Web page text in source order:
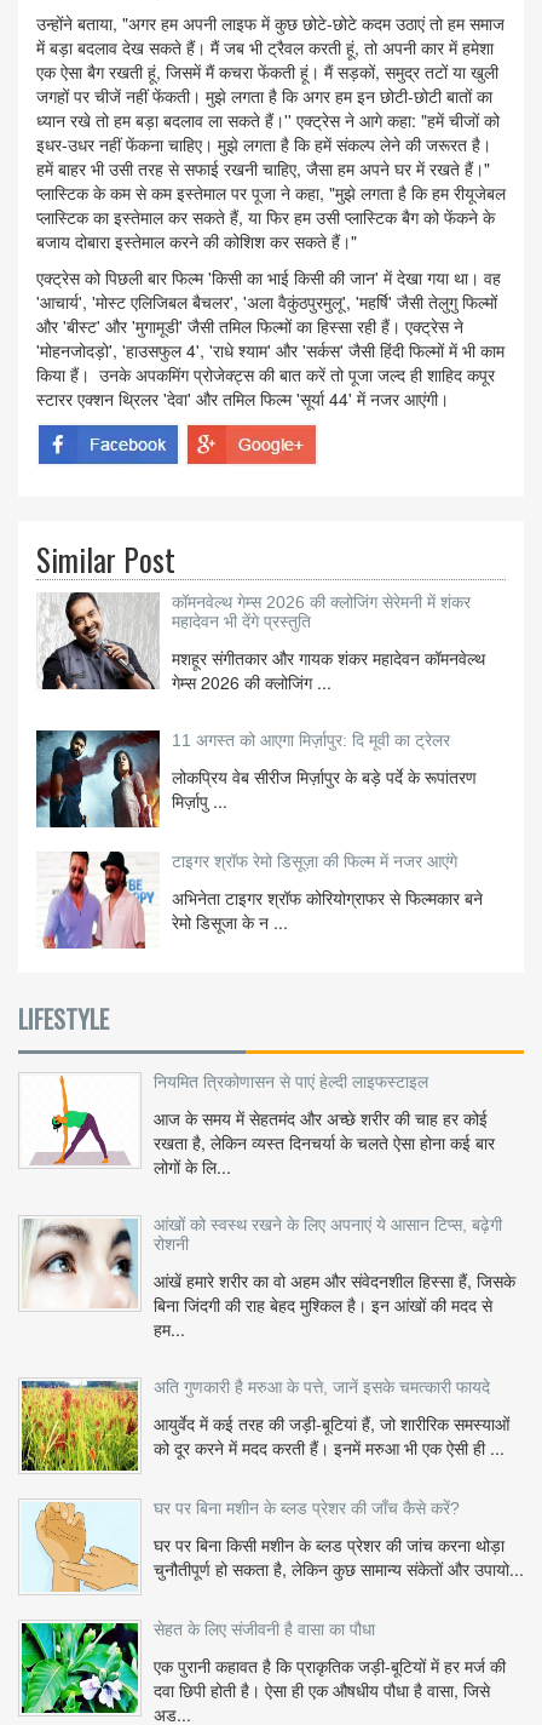
उन्होंने बताया, "अगर हम अपनी लाइफ में कुछ छोटे-छोटे कदम उठाएं तो हम समाज
में बड़ा बदलाव देख सकते हैं। मैं जब भी ट्रैवल करती हूं, तो अपनी कार में हमेशा
एक ऐसा बैग रखती हूं, जिसमें मैं कचरा फेंकती हूं। मैं सड़कों, समुद्र तटों या खुली
जगहों पर चीजें नहीं फेंकती। मुझे लगता है कि अगर हम इन छोटी-छोटी बातों का
ध्यान रखे तो हम बड़ा बदलाव ला सकते हैं।'' एक्ट्रेस ने आगे कहा: "हमें चीजों को
इधर-उधर नहीं फेंकना चाहिए। मुझे लगता है कि हमें संकल्प लेने की जरूरत है।
हमें बाहर भी उसी तरह से सफाई रखनी चाहिए, जैसा हम अपने घर में रखते हैं।"
प्लास्टिक के कम से कम इस्तेमाल पर पूजा ने कहा, "मुझे लगता है कि हम रीयूजेबल
प्लास्टिक का इस्तेमाल कर सकते हैं, या फिर हम उसी प्लास्टिक बैग को फेंकने के
बजाय दोबारा इस्तेमाल करने की कोशिश कर सकते हैं।"
एक्ट्रेस को पिछली बार फिल्म 'किसी का भाई किसी की जान' में देखा गया था। वह
'आचार्य', 'मोस्ट एलिजिबल बैचलर', 'अला वैकुंठपुरमुलू', 'महर्षि' जैसी तेलुगु फिल्मों
और 'बीस्ट' और 'मुगामूडी' जैसी तमिल फिल्मों का हिस्सा रही हैं। एक्ट्रेस ने
'मोहनजोदड़ो', 'हाउसफुल 4', 'राधे श्याम' और 'सर्कस' जैसी हिंदी फिल्मों में भी काम
किया हैं। उनके अपकमिंग प्रोजेक्ट्स की बात करें तो पूजा जल्द ही शाहिद कपूर
स्टारर एक्शन थ्रिलर 'देवा' और तमिल फिल्म 'सूर्या 44' में नजर आएंगी।
Similar Post
कॉमनवेल्थ गेम्स 2026 की क्लोजिंग सेरेमनी में शंकर
महादेवन भी देंगे प्रस्तुति
मशहूर संगीतकार और गायक शंकर महादेवन कॉमनवेल्थ
गेम्स 2026 की क्लोजिंग ...
11 अगस्त को आएगा मिर्ज़ापुर: दि मूवी का ट्रेलर
लोकप्रिय वेब सीरीज मिर्ज़ापुर के बड़े पर्दे के रूपांतरण
मिर्ज़ापु ...
टाइगर श्रॉफ रेमो डिसूज़ा की फिल्म में नजर आएंगे
अभिनेता टाइगर श्रॉफ कोरियोग्राफर से फिल्मकार बने
रेमो डिसूजा के न ...
LIFESTYLE
नियमित त्रिकोणासन से पाएं हेल्दी लाइफस्टाइल
आज के समय में सेहतमंद और अच्छे शरीर की चाह हर कोई
रखता है, लेकिन व्यस्त दिनचर्या के चलते ऐसा होना कई बार
लोगों के लि...
आंखों को स्वस्थ रखने के लिए अपनाएं ये आसान टिप्स, बढ़ेगी
रोशनी
आंखें हमारे शरीर का वो अहम और संवेदनशील हिस्सा हैं, जिसके
बिना जिंदगी की राह बेहद मुश्किल है। इन आंखों की मदद से
हम...
अति गुणकारी है मरुआ के पत्ते, जानें इसके चमत्कारी फायदे
आयुर्वेद में कई तरह की जड़ी-बूटियां हैं, जो शारीरिक समस्याओं
को दूर करने में मदद करती हैं। इनमें मरुआ भी एक ऐसी ही ...
घर पर बिना मशीन के ब्लड प्रेशर की जाँच कैसे करें?
घर पर बिना किसी मशीन के ब्लड प्रेशर की जांच करना थोड़ा
चुनौतीपूर्ण हो सकता है, लेकिन कुछ सामान्य संकेतों और उपायो...
सेहत के लिए संजीवनी है वासा का पौधा
एक पुरानी कहावत है कि प्राकृतिक जड़ी-बूटियों में हर मर्ज की
दवा छिपी होती है। ऐसा ही एक औषधीय पौधा है वासा, जिसे
अड...